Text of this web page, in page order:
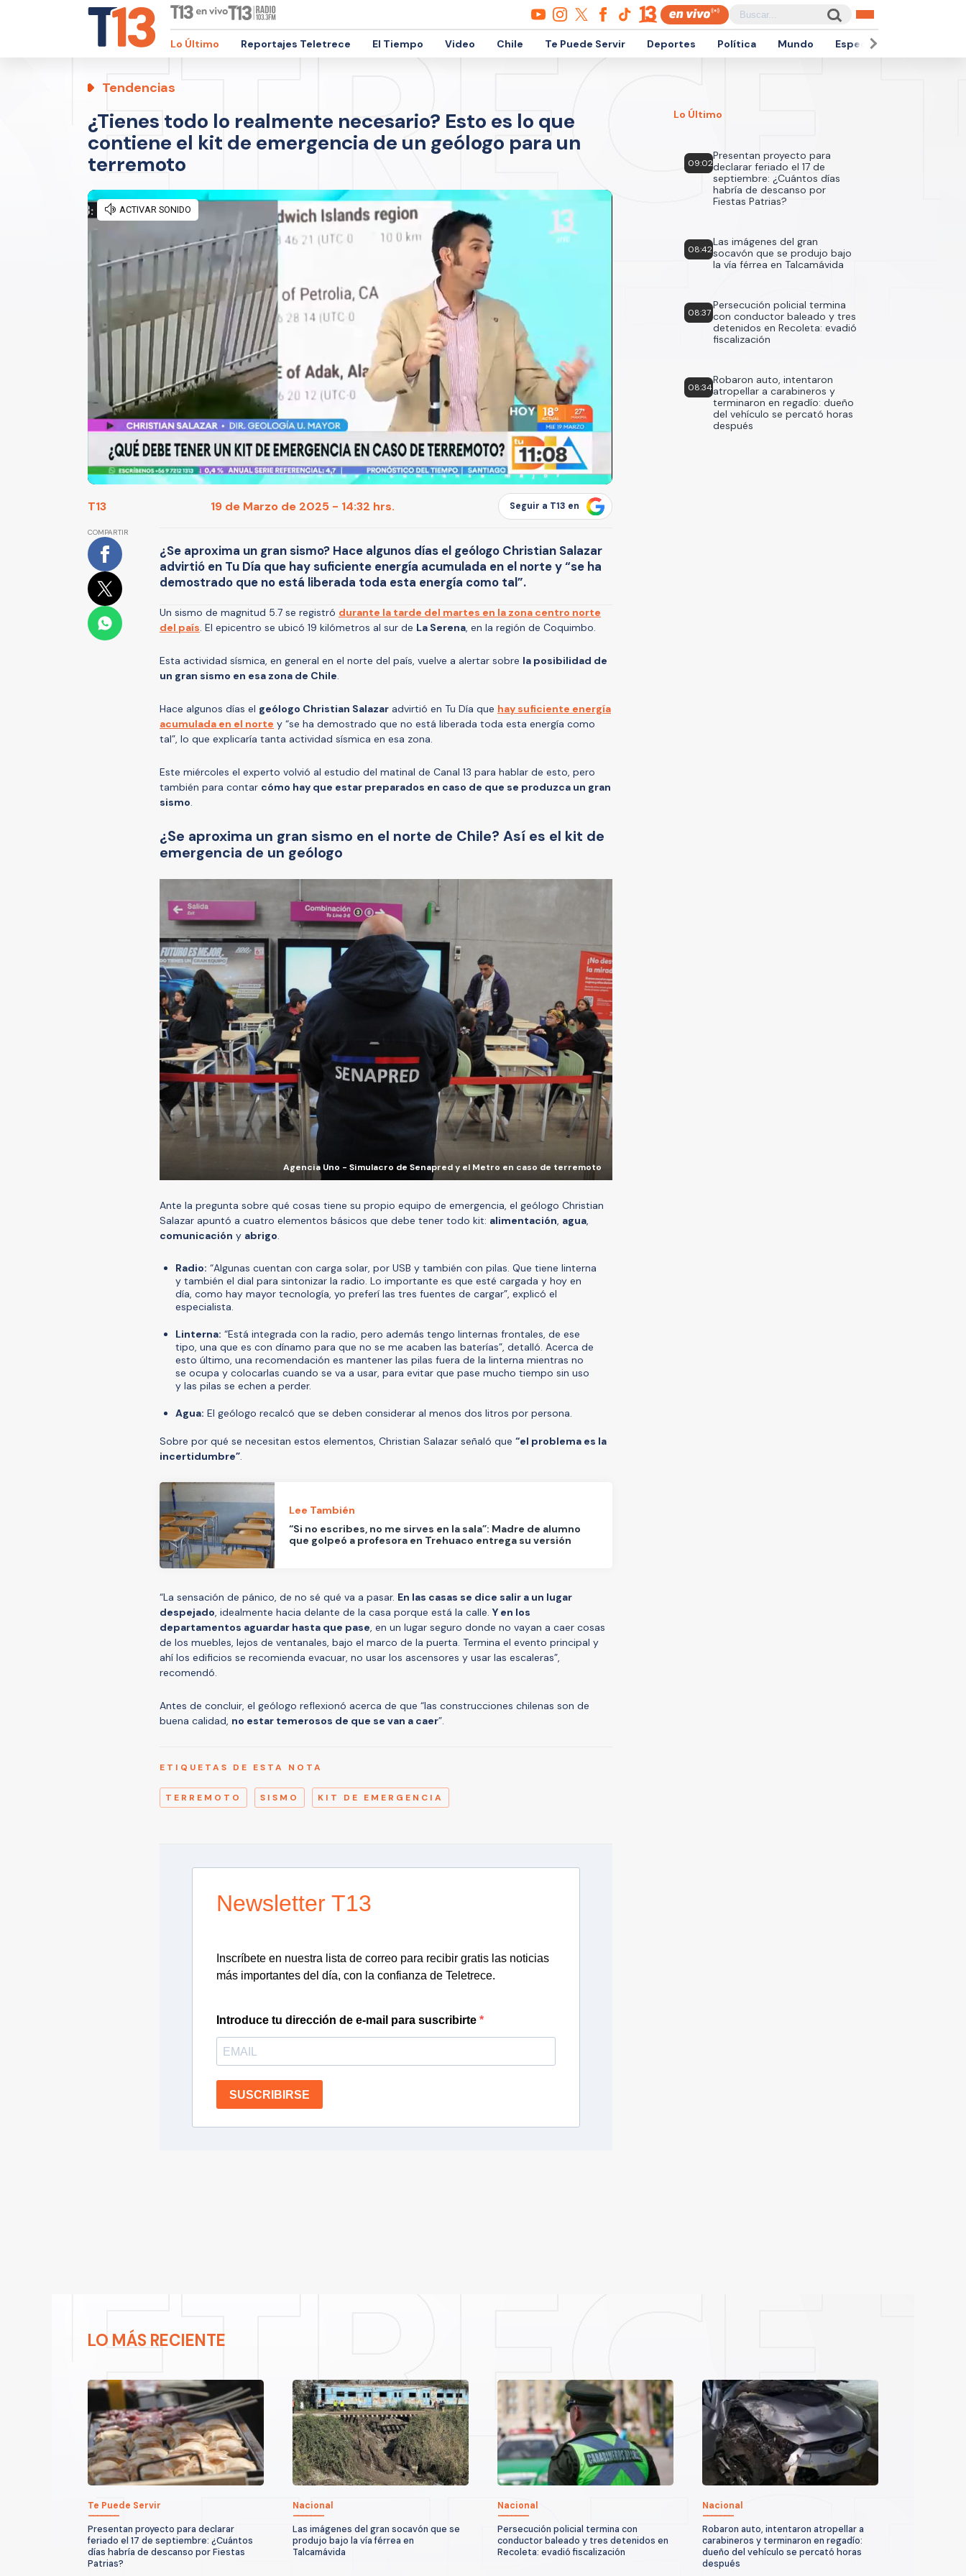
Lo Último Reportajes Teletrece El Tiempo Video Chile Te Puede Servir Deportes Política Mundo Espectáculos
Tendencias
¿Tienes todo lo realmente necesario? Esto es lo que
contiene el kit de emergencia de un geólogo para un
terremoto
T13 19 de Marzo de 2025 - 14:32 hrs. Seguir a T13 en
COMPARTIR
¿Se aproxima un gran sismo? Hace algunos días el geólogo Christian Salazar
advirtió en Tu Día que hay suficiente energía acumulada en el norte y “se ha
demostrado que no está liberada toda esta energía como tal”.
Un sismo de magnitud 5.7 se registró durante la tarde del martes en la zona centro norte
del país. El epicentro se ubicó 19 kilómetros al sur de La Serena, en la región de Coquimbo.
Esta actividad sísmica, en general en el norte del país, vuelve a alertar sobre la posibilidad de
un gran sismo en esa zona de Chile.
Hace algunos días el geólogo Christian Salazar advirtió en Tu Día que hay suficiente energía
acumulada en el norte y “se ha demostrado que no está liberada toda esta energía como
tal”, lo que explicaría tanta actividad sísmica en esa zona.
Este miércoles el experto volvió al estudio del matinal de Canal 13 para hablar de esto, pero
también para contar cómo hay que estar preparados en caso de que se produzca un gran
sismo.
¿Se aproxima un gran sismo en el norte de Chile? Así es el kit de
emergencia de un geólogo
Agencia Uno - Simulacro de Senapred y el Metro en caso de terremoto
Ante la pregunta sobre qué cosas tiene su propio equipo de emergencia, el geólogo Christian
Salazar apuntó a cuatro elementos básicos que debe tener todo kit: alimentación, agua,
comunicación y abrigo.
Radio: “Algunas cuentan con carga solar, por USB y también con pilas. Que tiene linterna
y también el dial para sintonizar la radio. Lo importante es que esté cargada y hoy en
día, como hay mayor tecnología, yo preferí las tres fuentes de cargar”, explicó el
especialista.
Linterna: “Está integrada con la radio, pero además tengo linternas frontales, de ese
tipo, una que es con dínamo para que no se me acaben las baterías”, detalló. Acerca de
esto último, una recomendación es mantener las pilas fuera de la linterna mientras no
se ocupa y colocarlas cuando se va a usar, para evitar que pase mucho tiempo sin uso
y las pilas se echen a perder.
Agua: El geólogo recalcó que se deben considerar al menos dos litros por persona.
Sobre por qué se necesitan estos elementos, Christian Salazar señaló que “el problema es la
incertidumbre”.
Lee También
“Si no escribes, no me sirves en la sala”: Madre de alumno
que golpeó a profesora en Trehuaco entrega su versión
“La sensación de pánico, de no sé qué va a pasar. En las casas se dice salir a un lugar
despejado, idealmente hacia delante de la casa porque está la calle. Y en los
departamentos aguardar hasta que pase, en un lugar seguro donde no vayan a caer cosas
de los muebles, lejos de ventanales, bajo el marco de la puerta. Termina el evento principal y
ahí los edificios se recomienda evacuar, no usar los ascensores y usar las escaleras”,
recomendó.
Antes de concluir, el geólogo reflexionó acerca de que “las construcciones chilenas son de
buena calidad, no estar temerosos de que se van a caer”.
ETIQUETAS DE ESTA NOTA
TERREMOTO SISMO KIT DE EMERGENCIA
Newsletter T13
Inscríbete en nuestra lista de correo para recibir gratis las noticias
más importantes del día, con la confianza de Teletrece.
Introduce tu dirección de e-mail para suscribirte
SUSCRIBIRSE
Lo Último
09:02
Presentan proyecto para
declarar feriado el 17 de
septiembre: ¿Cuántos días
habría de descanso por
Fiestas Patrias?
08:42
Las imágenes del gran
socavón que se produjo bajo
la vía férrea en Talcamávida
08:37
Persecución policial termina
con conductor baleado y tres
detenidos en Recoleta: evadió
fiscalización
08:34
Robaron auto, intentaron
atropellar a carabineros y
terminaron en regadío: dueño
del vehículo se percató horas
después
LO MÁS RECIENTE
Te Puede Servir
Presentan proyecto para declarar
feriado el 17 de septiembre: ¿Cuántos
días habría de descanso por Fiestas
Patrias?
Nacional
Las imágenes del gran socavón que se
produjo bajo la vía férrea en
Talcamávida
Nacional
Persecución policial termina con
conductor baleado y tres detenidos en
Recoleta: evadió fiscalización
Nacional
Robaron auto, intentaron atropellar a
carabineros y terminaron en regadío:
dueño del vehículo se percató horas
después